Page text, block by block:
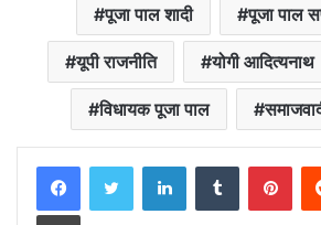
पूजा पाल शादी पूजा पाल
यूपी राजनीति योगी आदित्यनाथ
विधायक पूजा पाल
LinkedInTumblr
Print